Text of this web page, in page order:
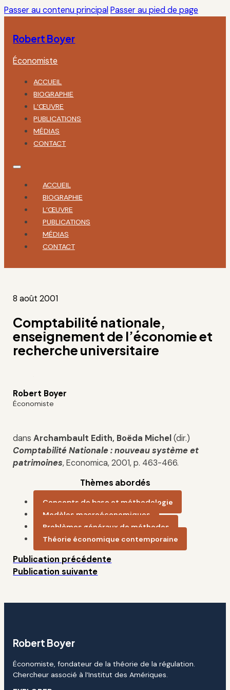
Passer au contenu principal Passer au pied de page
Robert Boyer
Économiste
ACCUEIL
BIOGRAPHIE
L’ŒUVRE
PUBLICATIONS
MÉDIAS
CONTACT
ACCUEIL
BIOGRAPHIE
L’ŒUVRE
PUBLICATIONS
MÉDIAS
CONTACT
8 août 2001
Comptabilité nationale,
enseignement de l’économie et
recherche universitaire
Robert Boyer
Économiste
dans Archambault Edith, Boëda Michel (dir.)
Comptabilité Nationale : nouveau système et
patrimoines, Economica, 2001, p. 463-466.
Thèmes abordés
Concepts de base et méthodologie
Modèles macroéconomiques
Problèmes généraux de méthodes
Théorie économique contemporaine
Publication précédente
Publication suivante
Robert Boyer
Économiste, fondateur de la théorie de la régulation.
Chercheur associé à l’Institut des Amériques.